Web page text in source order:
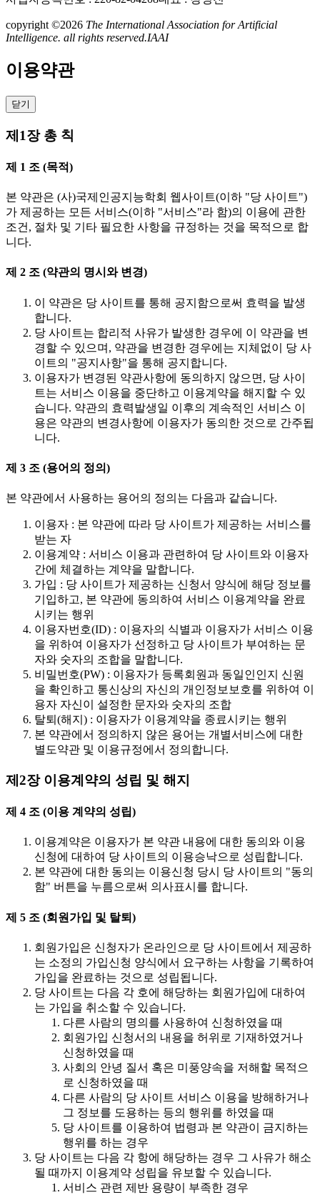
copyright ©2026 The International Association for Artificial
Intelligence. all rights reserved.IAAI
이용약관
닫기
제1장 총 칙
제 1 조 (목적)
본 약관은 (사)국제인공지능학회 웹사이트(이하 "당 사이트")
가 제공하는 모든 서비스(이하 "서비스"라 함)의 이용에 관한
조건, 절차 및 기타 필요한 사항을 규정하는 것을 목적으로 합
니다.
제 2 조 (약관의 명시와 변경)
이 약관은 당 사이트를 통해 공지함으로써 효력을 발생
합니다.
당 사이트는 합리적 사유가 발생한 경우에 이 약관을 변
경할 수 있으며, 약관을 변경한 경우에는 지체없이 당 사
이트의 "공지사항"을 통해 공지합니다.
이용자가 변경된 약관사항에 동의하지 않으면, 당 사이
트는 서비스 이용을 중단하고 이용계약을 해지할 수 있
습니다. 약관의 효력발생일 이후의 계속적인 서비스 이
용은 약관의 변경사항에 이용자가 동의한 것으로 간주됩
니다.
제 3 조 (용어의 정의)
본 약관에서 사용하는 용어의 정의는 다음과 같습니다.
이용자 : 본 약관에 따라 당 사이트가 제공하는 서비스를
받는 자
이용계약 : 서비스 이용과 관련하여 당 사이트와 이용자
간에 체결하는 계약을 말합니다.
가입 : 당 사이트가 제공하는 신청서 양식에 해당 정보를
기입하고, 본 약관에 동의하여 서비스 이용계약을 완료
시키는 행위
이용자번호(ID) : 이용자의 식별과 이용자가 서비스 이용
을 위하여 이용자가 선정하고 당 사이트가 부여하는 문
자와 숫자의 조합을 말합니다.
비밀번호(PW) : 이용자가 등록회원과 동일인인지 신원
을 확인하고 통신상의 자신의 개인정보보호를 위하여 이
용자 자신이 설정한 문자와 숫자의 조합
탈퇴(해지) : 이용자가 이용계약을 종료시키는 행위
본 약관에서 정의하지 않은 용어는 개별서비스에 대한
별도약관 및 이용규정에서 정의합니다.
제2장 이용계약의 성립 및 해지
제 4 조 (이용 계약의 성립)
이용계약은 이용자가 본 약관 내용에 대한 동의와 이용
신청에 대하여 당 사이트의 이용승낙으로 성립합니다.
본 약관에 대한 동의는 이용신청 당시 당 사이트의 "동의
함" 버튼을 누름으로써 의사표시를 합니다.
제 5 조 (회원가입 및 탈퇴)
회원가입은 신청자가 온라인으로 당 사이트에서 제공하
는 소정의 가입신청 양식에서 요구하는 사항을 기록하여
가입을 완료하는 것으로 성립됩니다.
당 사이트는 다음 각 호에 해당하는 회원가입에 대하여
는 가입을 취소할 수 있습니다.
다른 사람의 명의를 사용하여 신청하였을 때
회원가입 신청서의 내용을 허위로 기재하였거나
신청하였을 때
사회의 안녕 질서 혹은 미풍양속을 저해할 목적으
로 신청하였을 때
다른 사람의 당 사이트 서비스 이용을 방해하거나
그 정보를 도용하는 등의 행위를 하였을 때
당 사이트를 이용하여 법령과 본 약관이 금지하는
행위를 하는 경우
당 사이트는 다음 각 항에 해당하는 경우 그 사유가 해소
될 때까지 이용계약 성립을 유보할 수 있습니다.
서비스 관련 제반 용량이 부족한 경우